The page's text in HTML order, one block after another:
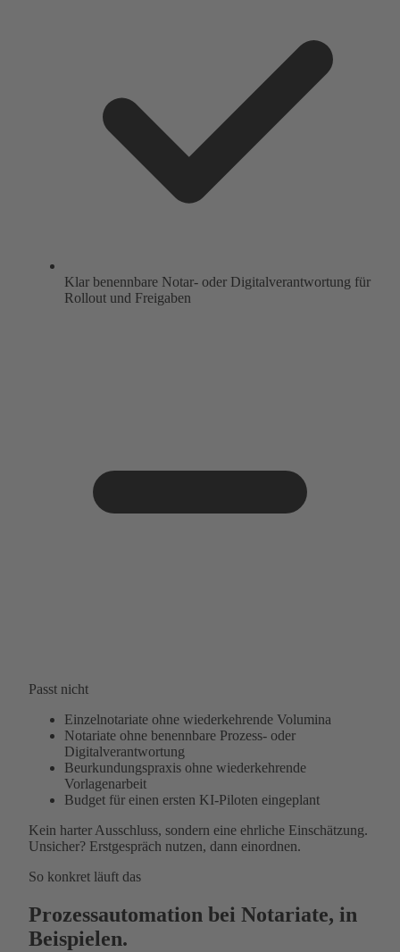
Klar benennbare Notar- oder Digitalverantwortung für
Rollout und Freigaben
Passt nicht
Einzelnotariate ohne wiederkehrende Volumina
Notariate ohne benennbare Prozess- oder
Digitalverantwortung
Beurkundungspraxis ohne wiederkehrende
Vorlagenarbeit
Budget für einen ersten KI-Piloten eingeplant
Kein harter Ausschluss, sondern eine ehrliche Einschätzung.
Unsicher? Erstgespräch nutzen, dann einordnen.
So konkret läuft das
Prozessautomation bei Notariate, in
Beispielen.